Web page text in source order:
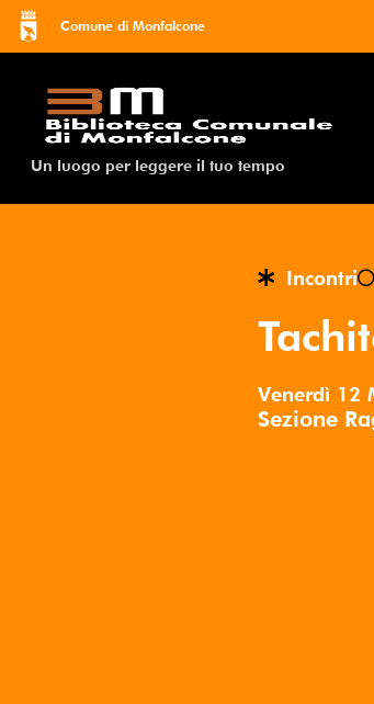
Comune di Monfalcone
Un luogo per leggere il tuo tempo
Incontri
Venerdì 12
Sezione